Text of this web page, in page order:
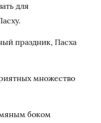
для
праздник, Пасха
множество
боком